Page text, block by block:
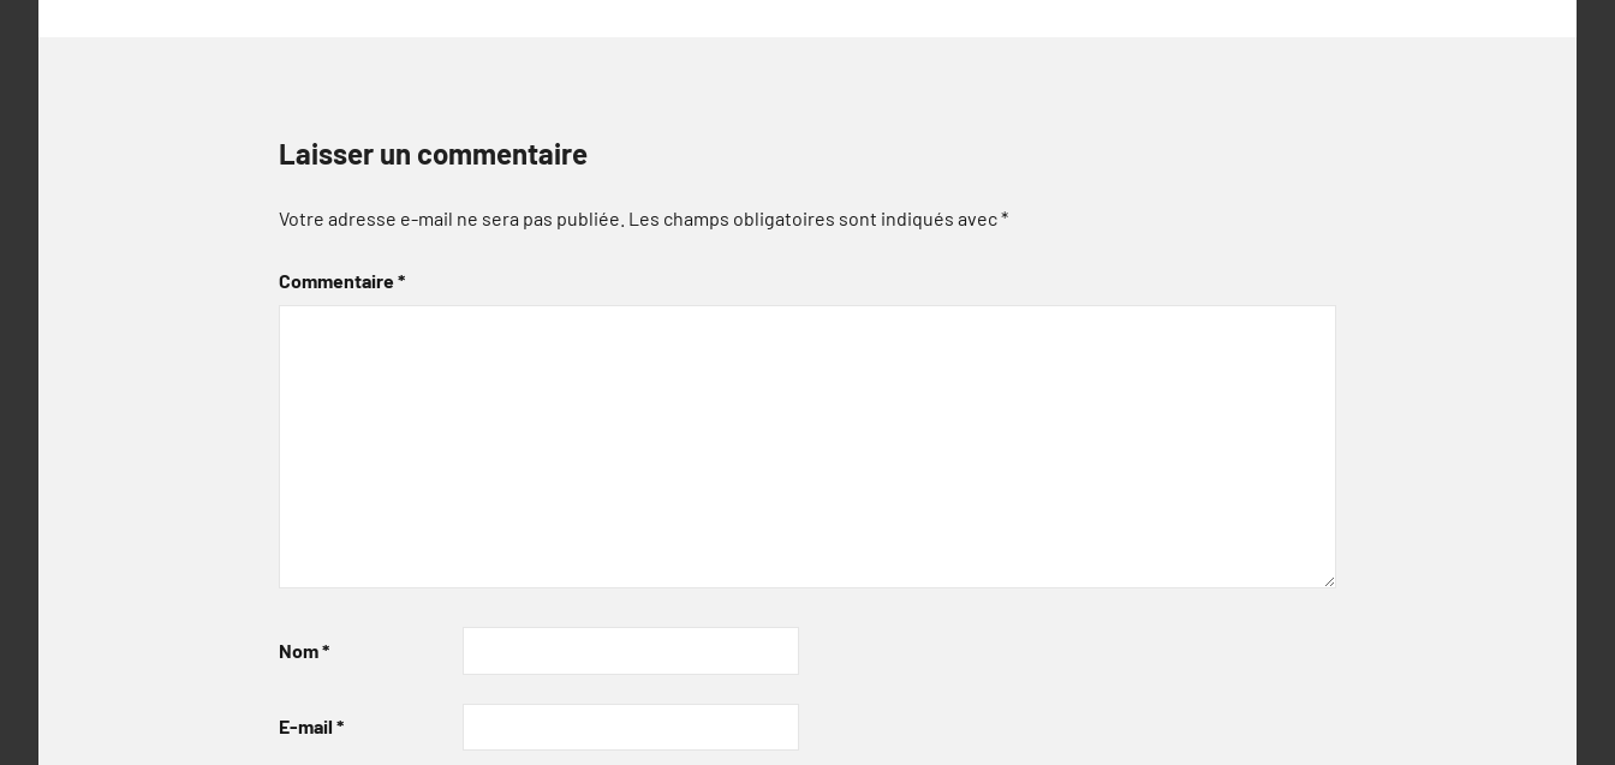
Laisser un commentaire
Votre adresse e-mail ne sera pas publiée. Les champs obligatoires sont indiqués avec*
Commentaire*
Nom*
E-mail *